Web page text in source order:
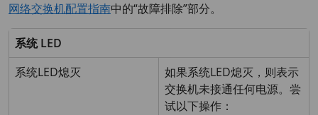
网络交换机配置指南中的“故障排除”部分。
系统 LED
系统LED熄灭
如果系统LED熄灭，则表示
交换机未接通任何电源。尝
试以下操作：